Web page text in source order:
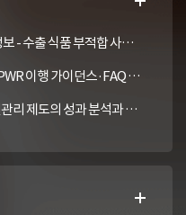
수출국 규제 정보 - 수출 식품 부적합 사례 및 관련 기준·규격('26년 1분기)
EU 집행위, PPWR 이행 가이던스·FAQ 번역본
수입식품 안전관리 제도의 성과 분석과 수입식품법령의 재정비 방안